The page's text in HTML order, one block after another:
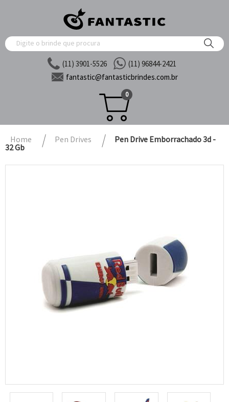
(11) 3901-5526
(11) 96844-2421
fantastic@fantasticbrindes.com.br
0
Home Pen Drives
Pen Drive Emborrachado 3d -
32 Gb